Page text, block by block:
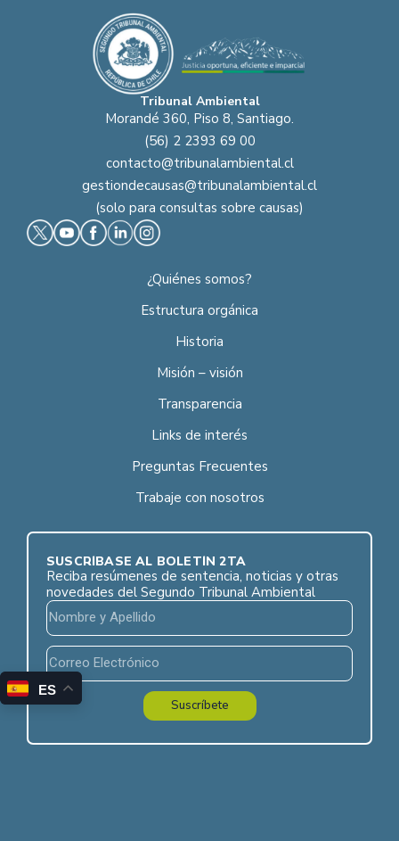
Tribunal Ambiental
Morandé 360, Piso 8, Santiago.
(56) 2 2393 69 00
contacto@tribunalambiental.cl
gestiondecausas@tribunalambiental.cl
(solo para consultas sobre causas)
¿Quiénes somos?
Estructura orgánica
Historia
Misión – visión
Transparencia
Links de interés
Preguntas Frecuentes
Trabaje con nosotros
SUSCRÍBASE AL BOLETÍN 2TA
Reciba resúmenes de sentencia, noticias y otras
novedades del Segundo Tribunal Ambiental
Suscríbete
ES